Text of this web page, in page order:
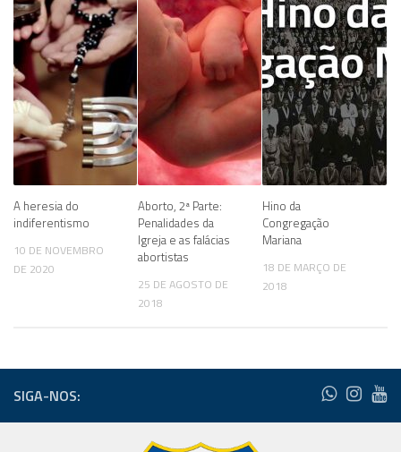
A heresia do
indiferentismo
10 DE NOVEMBRO
DE 2020
Aborto, 2ª Parte:
Penalidades da
Igreja e as falácias
abortistas
25 DE AGOSTO DE
2018
Hino da
Congregação
Mariana
18 DE MARÇO DE
2018
SIGA-NOS: